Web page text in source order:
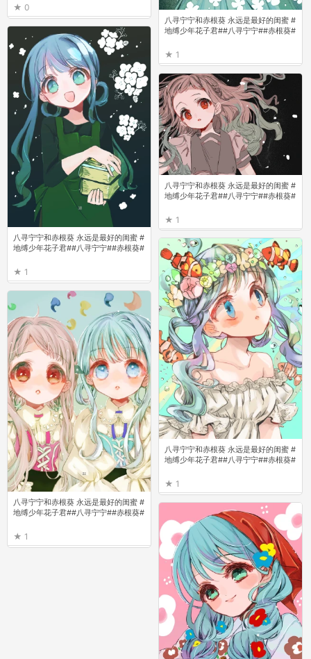
八寻宁宁和赤根葵 永远是最好的闺蜜 #
地缚少年花子君##八寻宁宁##赤根葵#
1
八寻宁宁和赤根葵 永远是最好的闺蜜 #
地缚少年花子君##八寻宁宁##赤根葵#
1
八寻宁宁和赤根葵 永远是最好的闺蜜 #
地缚少年花子君##八寻宁宁##赤根葵#
1
八寻宁宁和赤根葵 永远是最好的闺蜜 #
地缚少年花子君##八寻宁宁##赤根葵#
1
八寻宁宁和赤根葵 永远是最好的闺蜜 #
地缚少年花子君##八寻宁宁##赤根葵#
1
0